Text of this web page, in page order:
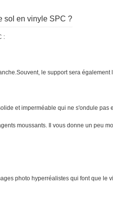
sol en vinyle SPC ?
:
le support sera
et imperméable qui ne s'ondule
moussants. Il vous donne un peu
photo hyperréalistes qui font que le